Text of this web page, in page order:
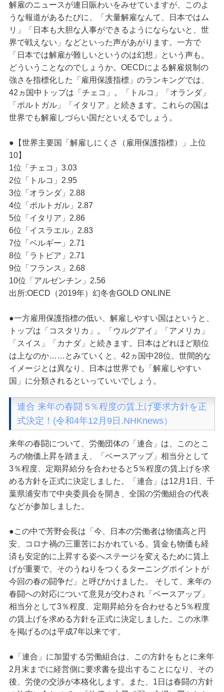
解雇のニュースが連日賑わいをみせていますが、このよ
うな報道があるたびに、「大量解雇なんて、日本ではム
リ」「日本も大胆な人事ができるようにならないと、世
界で戦えない」などといった声があがります。一方で
「日本では解雇が難しいというのは幻想」という声も。
どういうことなのでしょうか。OECDによる解雇規制の
強さを指標化した「雇用保護指標」のランキングでは、
42ヵ国中トップは「チェコ」。「トルコ」「オランダ」
「ポルトガル」「イタリア」と続きます。これらの国は
世界でも解雇しづらい国だといえるでしょう。
●【世界主要国「解雇しにくさ（雇用保護指標）」上位
10】
1位「チェコ」3.03
2位「トルコ」2.95
3位「オランダ」2.88
4位「ポルトガル」2.87
5位「イタリア」2.86
6位「イスラエル」2.83
7位「ベルギー」2.71
8位「ラトビア」2.71
9位「フランス」2.68
10位「アルゼンチン」2.56
出所:OECD（2019年）幻冬舎GOLD ONLINE
●一方雇用保護指標の低い、解雇しやすい国はというと、
トップは「コスタリカ」。「ウルグアイ」「アメリカ」
「スイス」「カナダ」と続きます。日本はどれほど順位
は上なのか……とみていくと、42ヵ国中28位。世間的な
イメージとは異なり、日本は世界でも「解雇しやすい
国」に分類されるといっていいでしょう。
連合 来年の春闘 5％程度の賃上げ要求方針を正
式決定！(令和4年12月9日.NHKnews）
来年の春闘について、労働団体の「連合」は、このとこ
ろの物価上昇を踏まえ、「ベースアップ」相当分として
3％程度、定期昇給分を合わせると5％程度の賃上げを求
める方針を正式に決定しました。「連合」は12月1日、千
葉県浦安市で中央委員会を開き、全国の労働組合の代表
などが参加しました。
●この中で芳野会長は「今、日本の労働者は物価高と円
安、コロナ禍の三重苦におかれている。賃金も物価も経
済も安定的に上昇する姿へステージを変えるために賃上
げが重要で、そのうねりをつくるターニングポイントが
今回の春の闘争だ」と呼びかけました。 そして、来年の
春闘への対応について意見が交わされ「ベースアップ」
相当分として3％程度、定期昇給分を合わせると5％程度
の賃上げを求める方針を正式に決定しました。この水準
を掲げるのは平成7年以来です。
●「連合」に加盟する労働組合は、この方針をもとに来年
2月末までに経営側に要求書を提出することになり、その
後、労使の交渉が本格化します。また、1日は春闘の方針